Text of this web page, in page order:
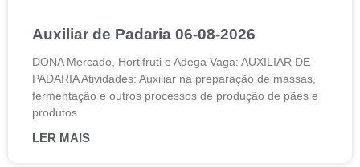
Auxiliar de Padaria 06-08-2026
DONA Mercado, Hortifruti e Adega Vaga: AUXILIAR DE
PADARIA Atividades: Auxiliar na preparação de massas,
fermentação e outros processos de produção de pães e
produtos
LER MAIS